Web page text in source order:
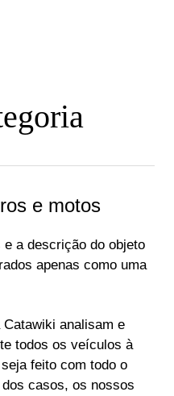
e motos
a descrição do objeto
apenas como uma
analisam e
todos os veículos à
feito com todo o
casos, os nossos